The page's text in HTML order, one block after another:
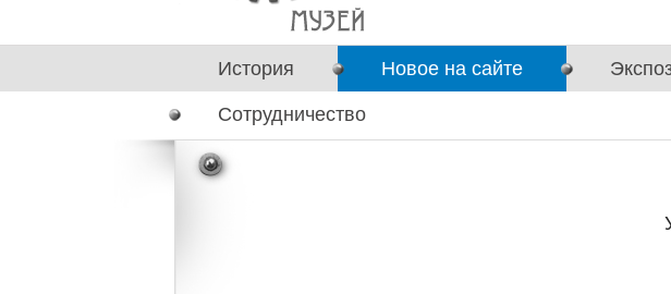
История Новое на сайте
Сотрудничество